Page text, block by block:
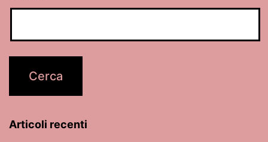
Articoli recenti